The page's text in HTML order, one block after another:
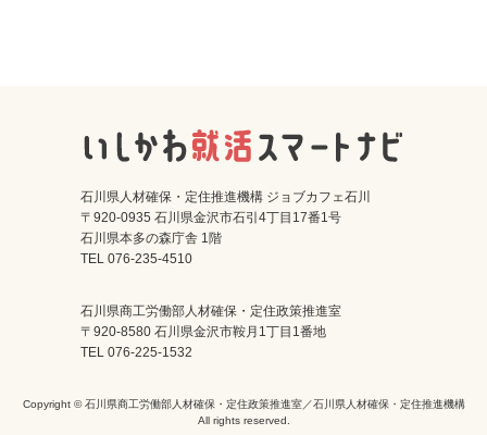
石川県人材確保・定住推進機構 ジョブカフェ石川
〒920-0935 石川県金沢市石引4丁目17番1号
石川県本多の森庁舎 1階
TEL 076-235-4510
石川県商工労働部人材確保・定住政策推進室
〒920-8580 石川県金沢市鞍月1丁目1番地
TEL 076-225-1532
Copyright © 石川県商工労働部人材確保・定住政策推進室／石川県人材確保・定住推進機構
All rights reserved.